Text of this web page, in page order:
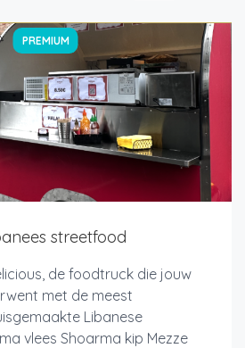
PREMIUM
streetfood
de foodtruck die jouw
met de meest
Libanese
vlees Shoarma kip Mezze